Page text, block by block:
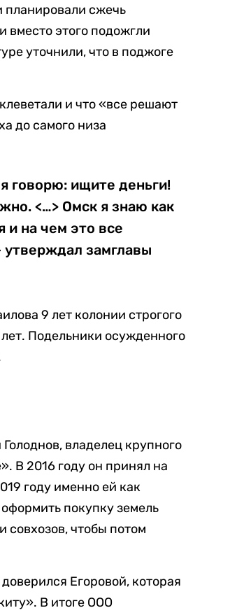
планировали сжечь
вместо этого подожгли
уточнили, что в поджоге
и что «все решают
до самого низа
говорю: ищите деньги!
<…> Омск я знаю как
и на чем это все
утверждал замглавы
9 лет колонии строгого
Подельники осужденного
владелец крупного
В 2016 году он принял на
году именно ей как
покупку земель
совхозов, чтобы потом
Егоровой, которая
В итоге ООО